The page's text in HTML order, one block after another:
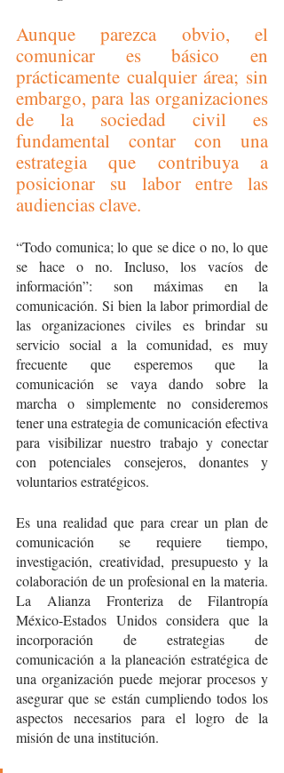
Aunque parezca obvio, el
comunicar es básico en
prácticamente cualquier área; sin
embargo, para las organizaciones
de la sociedad civil es
fundamental contar con una
estrategia que contribuya a
posicionar su labor entre las
audiencias clave.
“Todo comunica; lo que se dice o no, lo que
se hace o no. Incluso, los vacíos de
información”: son máximas en la
comunicación. Si bien la labor primordial de
las organizaciones civiles es brindar su
servicio social a la comunidad, es muy
frecuente que esperemos que la
comunicación se vaya dando sobre la
marcha o simplemente no consideremos
tener una estrategia de comunicación efectiva
para visibilizar nuestro trabajo y conectar
con potenciales consejeros, donantes y
voluntarios estratégicos.
Es una realidad que para crear un plan de
comunicación se requiere tiempo,
investigación, creatividad, presupuesto y la
colaboración de un profesional en la materia.
La Alianza Fronteriza de Filantropía
México-Estados Unidos considera que la
incorporación de estrategias de
comunicación a la planeación estratégica de
una organización puede mejorar procesos y
asegurar que se están cumpliendo todos los
aspectos necesarios para el logro de la
misión de una institución.